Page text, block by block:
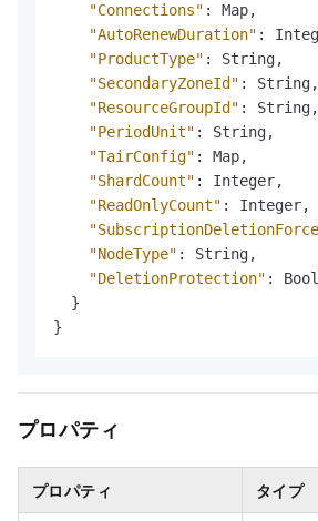
"Connections" : Map,
"AutoRenewDuration" :
"ProductType" : String,
"SecondaryZoneId" : String,
"ResourceGroupId" : String,
"PeriodUnit" : String,
"TairConfig" : Map,
"ShardCount" : Integer,
"ReadOnlyCount" : Integer,
"NodeType" : String,
"DeletionProtection" :
}
}
プロパティ
プロパティ タイプ